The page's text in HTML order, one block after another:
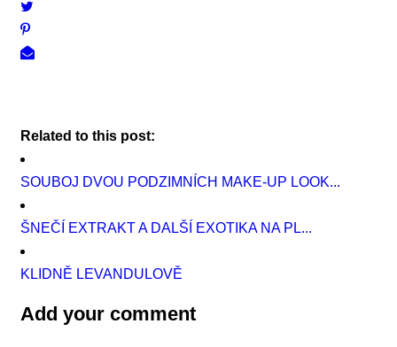
Related to this post:
SOUBOJ DVOU PODZIMNÍCH MAKE-UP LOOK...
ŠNEČÍ EXTRAKT A DALŠÍ EXOTIKA NA PL...
KLIDNĚ LEVANDULOVĚ
Add your comment